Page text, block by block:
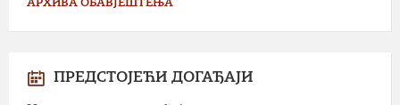
АРХИВА ОБАВЈЕШТЕЊА
ПРЕДСТОЈЕЋИ ДОГАЂАЈИ